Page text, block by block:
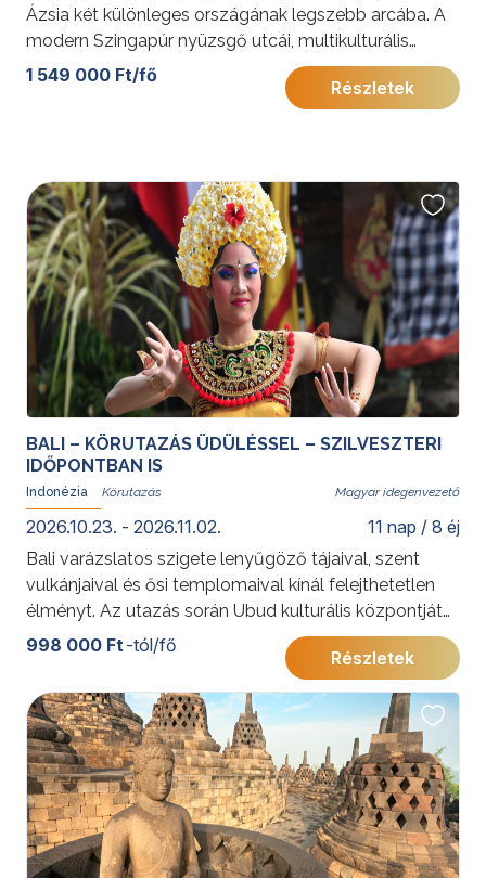
Ázsia két különleges országának legszebb arcába. A
modern Szingapúr nyüzsgő utcái, multikulturális
negyedei és ikonikus látnivalói méltó nyitányt kínálnak
a felfedezéshez. Malajzia változatos tájai – a
További érdekességekért Malajziáról kattintson
ide,
Szingapúrrólról pedigide.
1 549 000 Ft/fő
Részletek
BALI – KÖRUTAZÁS ÜDÜLÉSSEL – SZILVESZTERI
IDŐPONTBAN IS
Indonézia Magyar idegenvezető
2026.10.23. - 2026.11.02. 11 nap / 8 éj
Bali varázslatos szigete lenyűgöző tájaival, szent
vulkánjaival és ősi templomaival kínál felejthetetlen
élményt. Az utazás során Ubud kulturális központjától
a rizsföldekig és sziklatemplomokig fedezheti fel a
balinéz hagyományok és a természet harmóniáját.
Kedvelt körutazásunk szilveszteri időpontban is
foglalható gazdag programokkal és az árban foglalt
szilveszteri vacsorával. A weboldalon feltüntetett
irányár a legkedvezőbb árú időpont részvételi díja. Az
árak részleteiről az időpont kiválasztását követően
tájékozódhat.
További érdekességekért Indonéziáról kattintson ide.
998 000 Ft -tól/fő
Részletek